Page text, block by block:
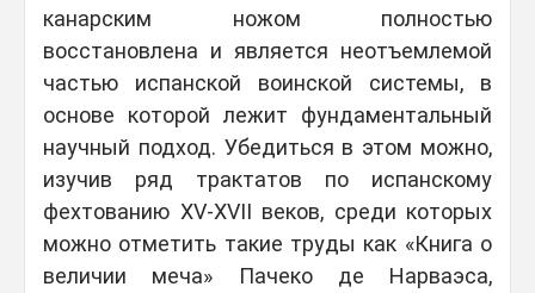
канарским ножом полностью
восстановлена и является неотъемлемой
частью испанской воинской системы, в
основе которой лежит фундаментальный
научный подход. Убедиться в этом можно,
изучив ряд трактатов по испанскому
фехтованию XV-XVII веков, среди которых
можно отметить такие труды как «Книга о
величии меча» Пачеко де Нарваэса,